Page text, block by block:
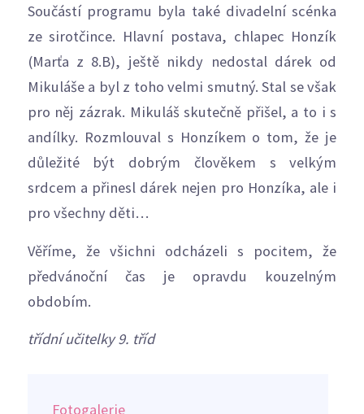
Součástí programu byla také divadelní scénka
ze sirotčince. Hlavní postava, chlapec Honzík
(Marťa z 8.B), ještě nikdy nedostal dárek od
Mikuláše a byl z toho velmi smutný. Stal se však
pro něj zázrak. Mikuláš skutečně přišel, a to i s
andílky. Rozmlouval s Honzíkem o tom, že je
důležité být dobrým člověkem s velkým
srdcem a přinesl dárek nejen pro Honzíka, ale i
pro všechny děti…
Věříme, že všichni odcházeli s pocitem, že
předvánoční čas je opravdu kouzelným
obdobím.
třídní učitelky 9. tříd
Fotogalerie